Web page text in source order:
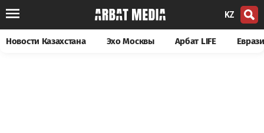
KZ
Новости Казахстана Эхо Москвы Арбат LIFE